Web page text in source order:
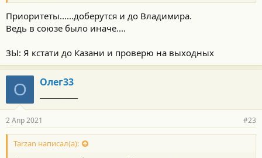
Приоритеты......доберутся и до Владимира.
Ведь в союзе было иначе....
ЗЫ: Я кстати до Казани и проверю на выходных
О Олег33
2 Апр 2021 #23
Tarzan написал(а):